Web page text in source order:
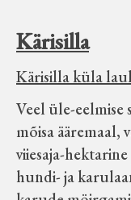
Kärisilla
Kärisilla küla laul
Veel üle-eelmise
mõisa ääremaal,
viiesaja-
hundi- ja